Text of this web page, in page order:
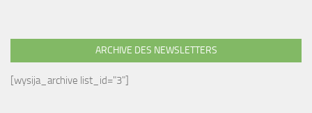
ARCHIVE DES NEWSLETTERS
[wysija_archive list_id="3"]